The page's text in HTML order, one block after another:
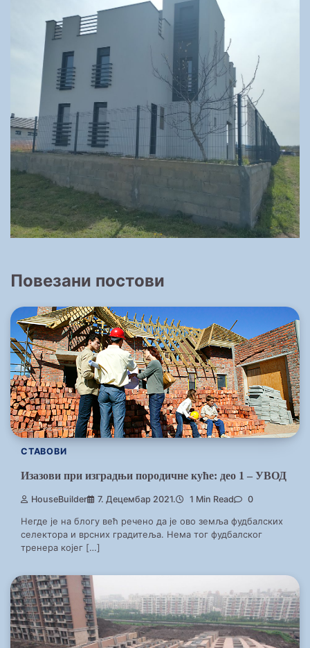
Повезани постови
СТАВОВИ
Изазови при изградњи породичне куће: део 1 – УВОД
HouseBuilder 7. Децембар 2021. 1 Min Read 0
Негде је на блогу већ речено да је ово земља фудбалских
селектора и врсних градитеља. Нема тог фудбалског
тренера којег […]